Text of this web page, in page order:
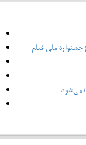
ملی فیلم
نمی‌شود